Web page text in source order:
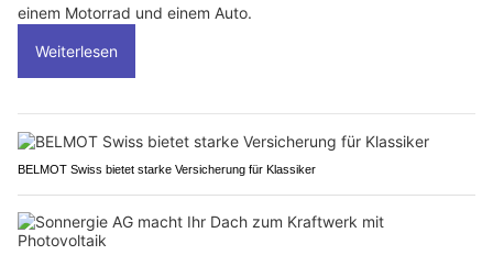
einem Motorrad und einem Auto.
Weiterlesen
BELMOT Swiss bietet starke Versicherung für Klassiker